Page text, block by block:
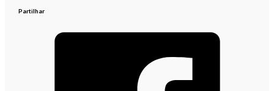
Partilhar